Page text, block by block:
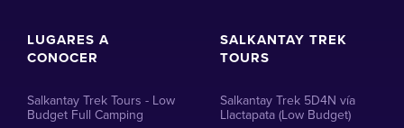
LUGARES A
CONOCER
Salkantay Trek Tours - Low
Budget Full Camping
SALKANTAY TREK
TOURS
Salkantay Trek 5D4N vía
Llactapata (Low Budget)